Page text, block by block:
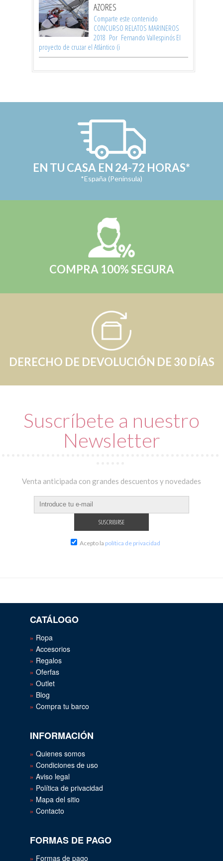
AZORES
Comparte este contenido
CONCURSO RELATOS MARINEROS
2018 Por Fernando Vallespinós El
proyecto de cruzar el Atlántico (i
EN TU CASA EN 24-72 HORAS*
*España (Península)
COMPRA 100% SEGURA
DERECHO DE DEVOLUCIÓN DE 30 DÍAS
Suscríbete a nuestro
Newsletter
Venta anticipada con grandes descuentos y novedades
Acepto la política de privacidad
CATÁLOGO
Ropa
Accesorios
Regalos
Oferfas
Outlet
Blog
Compra tu barco
INFORMACIÓN
Quienes somos
Condiciones de uso
Aviso legal
Política de privacidad
Mapa del sitio
Contacto
FORMAS DE PAGO
Formas de pago